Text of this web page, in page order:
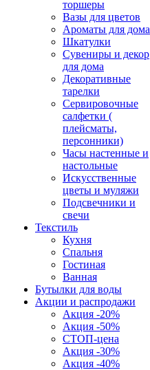
торшеры
Вазы для цветов
Ароматы для дома
Шкатулки
Сувениры и декор
для дома
Декоративные
тарелки
Сервировочные
салфетки (
плейсматы,
персонники)
Часы настенные и
настольные
Искусственные
цветы и муляжи
Подсвечники и
свечи
Текстиль
Кухня
Спальня
Гостиная
Ванная
Бутылки для воды
Акции и распродажи
Акция -20%
Акция -50%
СТОП-цена
Акция -30%
Акция -40%